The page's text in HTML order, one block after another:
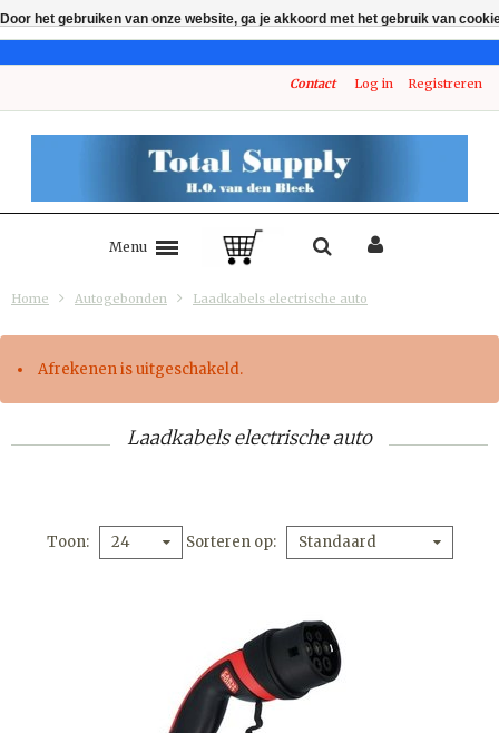
Contact Log in Registreren
Menu
Home Autogebonden Laadkabels electrische auto
Afrekenen is uitgeschakeld.
Laadkabels electrische auto
Toon 24 Sorteren op Standaard
Door het gebruiken van onze website, ga je akkoord met het gebruik van